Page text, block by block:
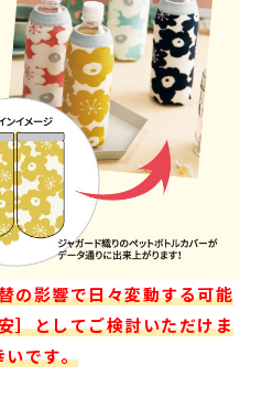
の影響で日々変動する可能
］としてご検討いただけま
いです。